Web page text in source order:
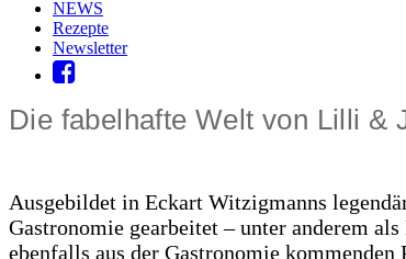
NEWS
Rezepte
Newsletter
Die fabelhafte Welt von Lilli &
Ausgebildet in Eckart Witzigmanns
Gastronomie gearbeitet – unter anderem
ebenfalls aus der Gastronomie